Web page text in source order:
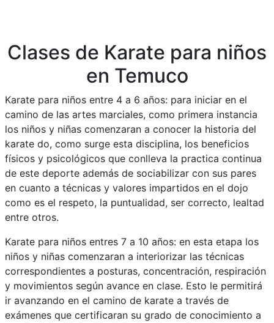
Clases de Karate para niños
en Temuco
Karate para niños entre 4 a 6 años: para iniciar en el
camino de las artes marciales, como primera instancia
los niños y niñas comenzaran a conocer la historia del
karate do, como surge esta disciplina, los beneficios
físicos y psicológicos que conlleva la practica continua
de este deporte además de sociabilizar con sus pares
en cuanto a técnicas y valores impartidos en el dojo
como es el respeto, la puntualidad, ser correcto, lealtad
entre otros.
Karate para niños entres 7 a 10 años: en esta etapa los
niños y niñas comenzaran a interiorizar las técnicas
correspondientes a posturas, concentración, respiración
y movimientos según avance en clase. Esto le permitirá
ir avanzando en el camino de karate a través de
exámenes que certificaran su grado de conocimiento a